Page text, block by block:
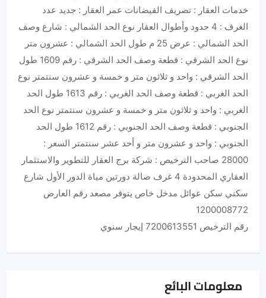
خدمات العقار : تصريف الفيضانات عمر العقار : جديد عدد
الغرف : 4 حدود وأطوال العقار نوع الحد الشمالي : شارع وصف
الحد الشمالي : عرض 25 م طول الحد الشمالي : عشرون متر
نوع الحد الشرقي : قطعة وصف الحد الشرقي : رقم 1609 طول
الحد الشرقي : واحد و ثلاثون متر و خمسة و عشرون سنتمتر نوع
الحد الغربي : قطعة وصف الحد الغربي : رقم 1613 طول الحد
الغربي : واحد و ثلاثون متر و خمسة و عشرون سنتمتر نوع الحد
الجنوبي : قطعة وصف الحد الجنوبي : رقم 1612 طول الحد
الجنوبي : واحد و عشرون متر و أحد عشر سنتمتر السعر :
28000 صاحب الترخيص : شركة برج العقار للتطوير والاستثمار
العقاري المحدودة 4 غرف صالة دورتين مياة الدور الأول شارع
سكني سكن عوائل مدخل خاص يتوفر مصعد رقم العارض
1200008772
رقم الترخيص 7200613551 إيجار سنوي
معلومات البائع